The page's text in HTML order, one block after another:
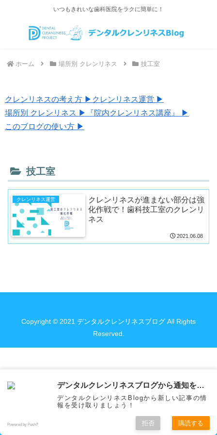
いつもきれいな歯科医院をラクに簡単に！
ホーム 場所別 クレンリネス 技工室
クレンリネスの考え方 ▶︎ クレンリネス運営 ▶︎
場所別 クレンリネス ▶︎
『院内クレンリネス講座』 ▶︎
このブログの使い方 ▶︎
技工室
クレンリネス運営
クレンリネスが進まない部分は強
化作戦で！歯科技工室のクレンリ
ネス
2021.06.08
Copyright © 2021 デンタルクレンリネスブログ All Rights
Reserved.
トップ サイドバー
デンタルクレンリネスブログから通知を受け取る
デンタルクレンリネスBlogから新しい記事の情
報を受け取りましょう！
Powered by Push7 拒否 購読する